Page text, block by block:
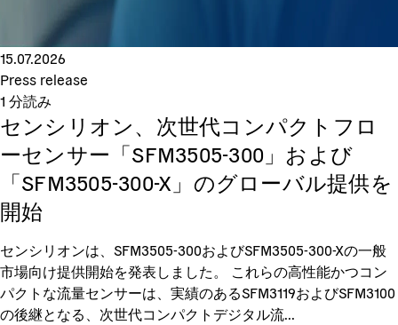
15.07.2026
Press release
1 分読み
センシリオン、次世代コンパクトフロ
ーセンサー「SFM3505-300」および
「SFM3505-300-X」のグローバル提供を
開始
センシリオンは、SFM3505-300およびSFM3505-300-Xの一般
市場向け提供開始を発表しました。 これらの高性能かつコン
パクトな流量センサーは、実績のあるSFM3119およびSFM3100
の後継となる、次世代コンパクトデジタル流...